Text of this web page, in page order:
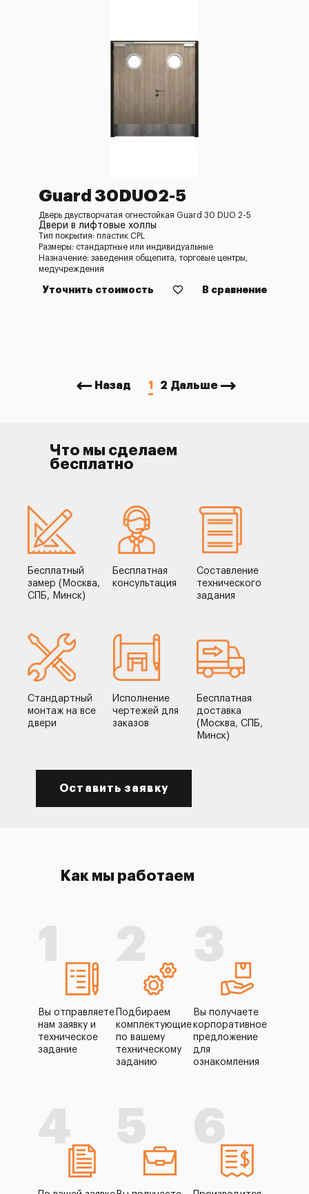
Guard 30DUO2-5
Дверь двустворчатая огнестойкая Guard 30 DUO 2-5
Двери в лифтовые холлы
Тип покрытия: пластик CPL
Размеры: стандартные или индивидуальные
Назначение: заведения общепита, торговые центры,
медучреждения
Уточнить стоимость В сравнение
Назад 1 2 Дальше
Что мы сделаем
бесплатно
Бесплатный
замер (Москва,
СПБ, Минск)
Бесплатная
консультация
Составление
технического
задания
Стандартный
монтаж на все
двери
Исполнение
чертежей для
заказов
Бесплатная
доставка
(Москва, СПБ,
Минск)
Оставить заявку
Как мы работаем
1
Вы отправляете
нам заявку и
техническое
задание
2
Подбираем
комплектующие
по вашему
техническому
заданию
3
Вы получаете
корпоративное
предложение
для
ознакомления
4 5 6